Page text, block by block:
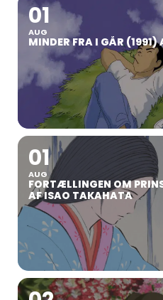
01
AUG
MINDER FRA I GÅR
01
AUG
FORTÆLLINGEN OM
AF ISAO TAKAHATA